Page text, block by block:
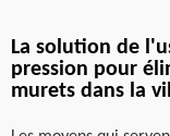
La solution de
pression pour
murets dans la